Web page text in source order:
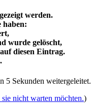
werden.
haben:
wurde gelöscht,
diesen Eintrag.
5 Sekunden weitergeleitet.
nicht warten möchten.)